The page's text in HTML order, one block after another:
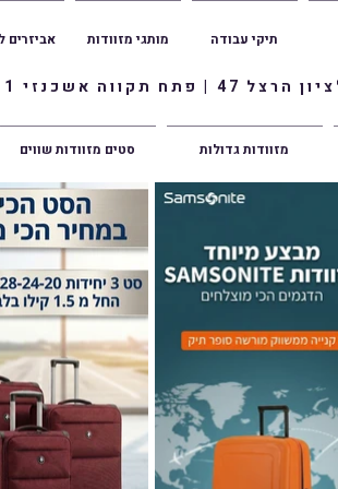
אביזרים מותגי מזוודות תיקי עבודה
סטים מזוודות שווים מזוודות גדולות